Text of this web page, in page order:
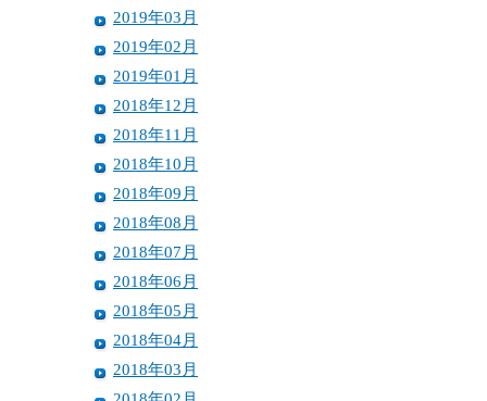
2019年03月
2019年02月
2019年01月
2018年12月
2018年11月
2018年10月
2018年09月
2018年08月
2018年07月
2018年06月
2018年05月
2018年04月
2018年03月